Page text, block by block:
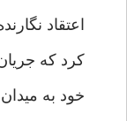
اعتقاد
كرد كه
خود به ميدان